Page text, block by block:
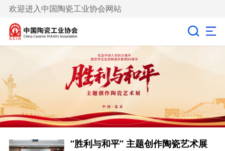
欢迎进入中国陶瓷工业协会网站
“胜利与和平” 主题创作陶瓷艺术展